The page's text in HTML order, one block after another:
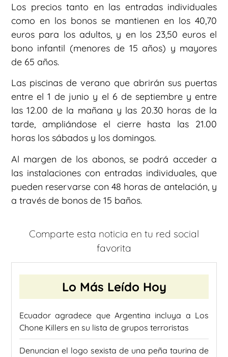
Los precios tanto en las entradas individuales
como en los bonos se mantienen en los 40,70
euros para los adultos, y en los 23,50 euros el
bono infantil (menores de 15 años) y mayores
de 65 años.
Las piscinas de verano que abrirán sus puertas
entre el 1 de junio y el 6 de septiembre y entre
las 12.00 de la mañana y las 20.30 horas de la
tarde, ampliándose el cierre hasta las 21.00
horas los sábados y los domingos.
Al margen de los abonos, se podrá acceder a
las instalaciones con entradas individuales, que
pueden reservarse con 48 horas de antelación, y
a través de bonos de 15 baños.
Comparte esta noticia en tu red social
favorita
Lo Más Leído Hoy
Ecuador agradece que Argentina incluya a Los
Chone Killers en su lista de grupos terroristas
Denuncian el logo sexista de una peña taurina de